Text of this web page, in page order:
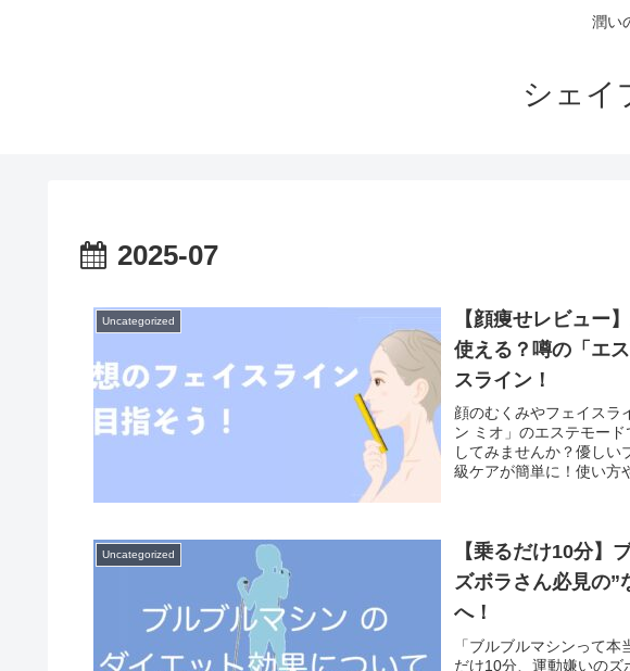
潤い
シェイ
2025-07
Uncategorized
【顔痩せレビュー
使える？噂の「エ
スライン！
顔のむくみやフェイスラ
ン ミオ」のエステモー
してみませんか？優しい
級ケアが簡単に！使い方
Uncategorized
【乗るだけ10分】
ズボラさん必見の”
へ！
「ブルブルマシンって
だけ10分、運動嫌いのズ